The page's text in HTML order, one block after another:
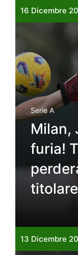
16 Dicembre
Serie A
Milan,
furia!
13 Dicembre